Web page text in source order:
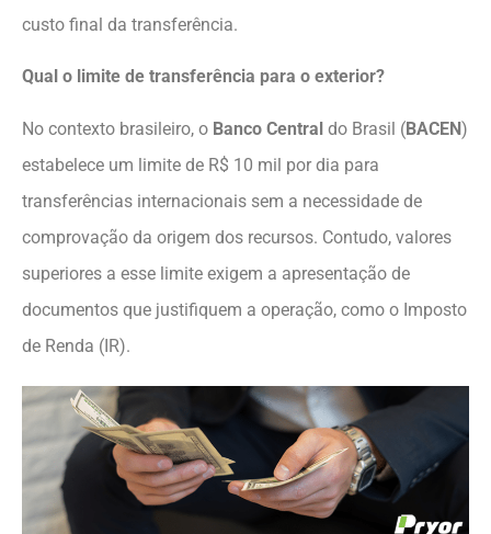
custo final da transferência.
Qual o limite de transferência para o exterior?
No contexto brasileiro, o Banco Central do Brasil (BACEN)
estabelece um limite de R$ 10 mil por dia para
transferências internacionais sem a necessidade de
comprovação da origem dos recursos. Contudo, valores
superiores a esse limite exigem a apresentação de
documentos que justifiquem a operação, como o Imposto
de Renda (IR).